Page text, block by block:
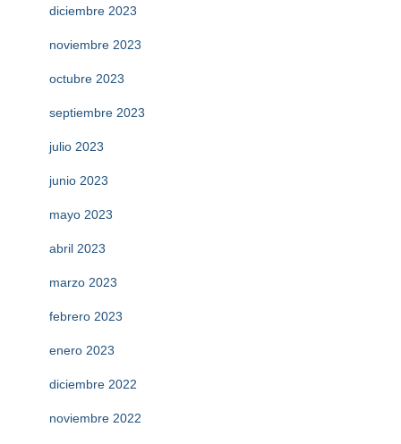
diciembre 2023
noviembre 2023
octubre 2023
septiembre 2023
julio 2023
junio 2023
mayo 2023
abril 2023
marzo 2023
febrero 2023
enero 2023
diciembre 2022
noviembre 2022